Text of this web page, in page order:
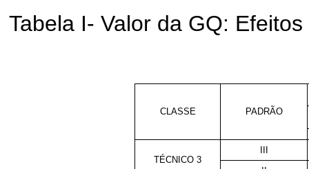
Tabela I- Valor da GQ:
CLASSE PADRÃO
TÉCNICO 3